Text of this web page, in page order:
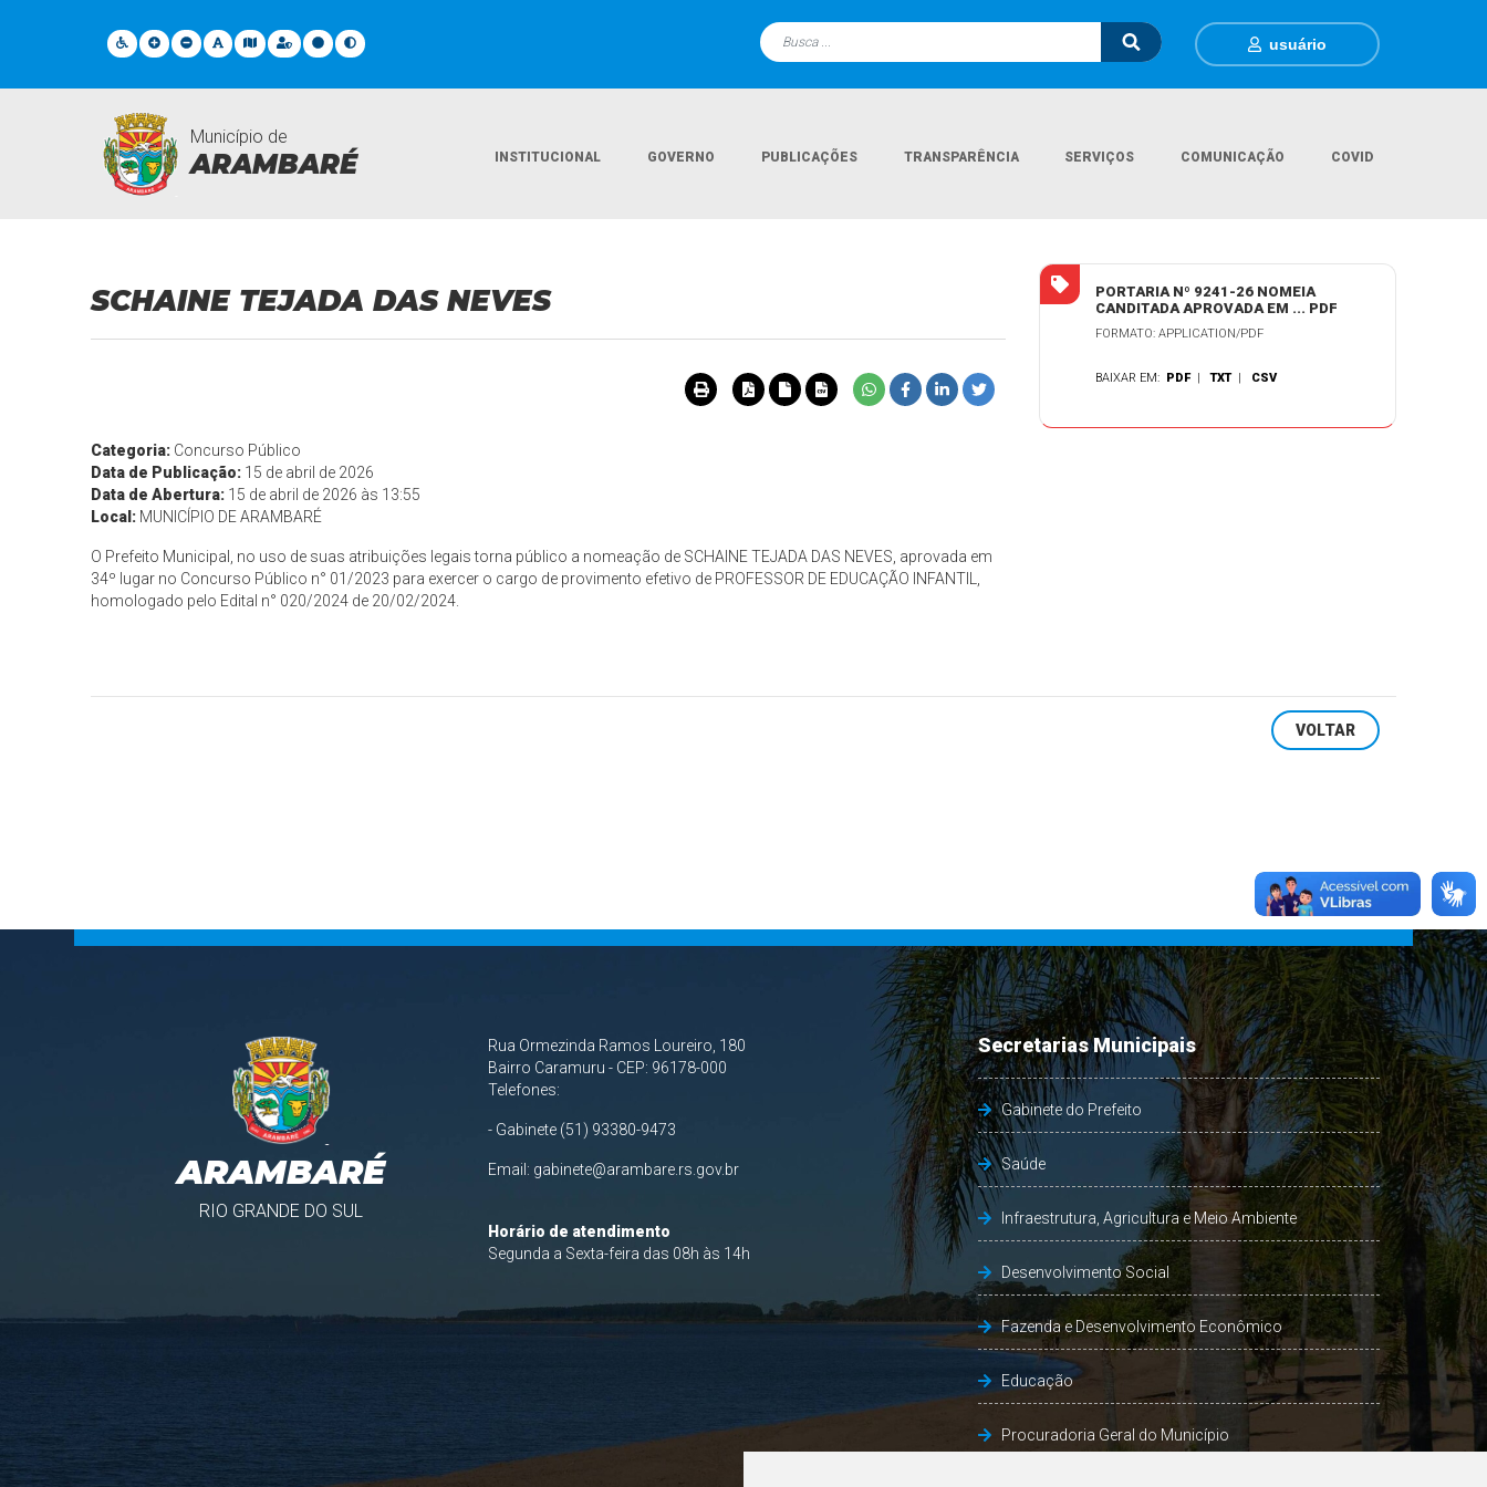
usuário
Município de
ARAMBARÉ INSTITUCIONAL GOVERNO PUBLICAÇÕES TRANSPARÊNCIA SERVIÇOS COMUNICAÇÃO COVID
Contratações
SCHAINE TEJADA DAS NEVES
Categoria: Concurso Público
Data de Publicação: 15 de abril de 2026
Data de Abertura: 15 de abril de 2026 às 13:55
Local: MUNICÍPIO DE ARAMBARÉ
O Prefeito Municipal, no uso de suas atribuições legais torna público a nomeação de SCHAINE TEJADA DAS NEVES, aprovada em
34º lugar no Concurso Público n° 01/2023 para exercer o cargo de provimento efetivo de PROFESSOR DE EDUCAÇÃO INFANTIL,
homologado pelo Edital n° 020/2024 de 20/02/2024.
PORTARIA Nº 9241-26 NOMEIA
CANDITADA APROVADA EM ... PDF
FORMATO: APPLICATION/PDF
BAIXAR EM: PDF |TXT | CSV
VOLTAR
ARAMBARÉ
RIO GRANDE DO SUL
Rua Ormezinda Ramos Loureiro, 180
Bairro Caramuru - CEP: 96178-000
Telefones:
- Gabinete (51) 93380-9473
Email: gabinete@arambare.rs.gov.br
Horário de atendimento
Segunda a Sexta-feira das 08h às 14h
Secretarias Municipais
Gabinete do Prefeito
Saúde
Infraestrutura, Agricultura e Meio Ambiente
Desenvolvimento Social
Fazenda e Desenvolvimento Econômico
Educação
Procuradoria Geral do Município